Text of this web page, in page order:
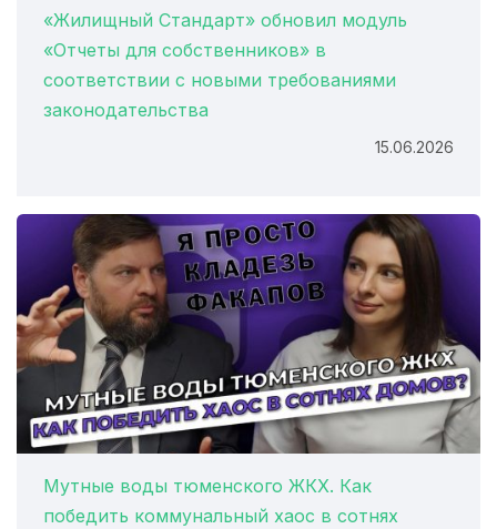
«Жилищный Стандарт» обновил модуль
«Отчеты для собственников» в
соответствии с новыми требованиями
законодательства
15.06.2026
Мутные воды тюменского ЖКХ. Как
победить коммунальный хаос в сотнях